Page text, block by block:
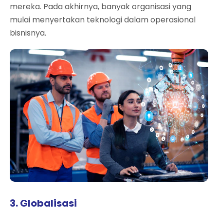
mereka. Pada akhirnya, banyak organisasi yang
mulai menyertakan teknologi dalam operasional
bisnisnya.
3. Globalisasi